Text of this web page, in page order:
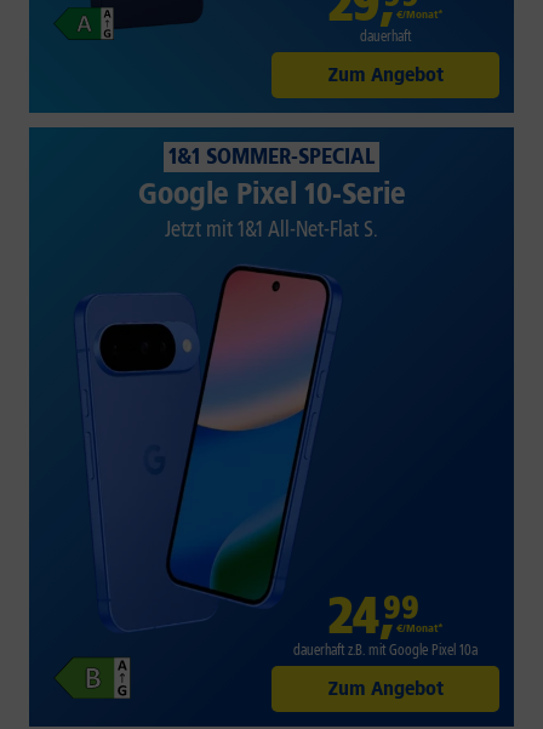
€/Monat*
dauerhaft
Zum Angebot
1&1 SOMMER-SPECIAL
Google Pixel 10-Serie
Jetzt mit 1&1 All-Net-Flat S.
24,99
€/Monat*
dauerhaft z.B. mit Google Pixel 10a
Zum Angebot